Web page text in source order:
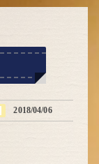
2018/04/06